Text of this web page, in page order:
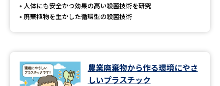
人体にも安全かつ効果の高い殺菌技術を研究
廃棄植物を生かした循環型の殺菌技術
農業廃棄物から作る環境にやさ
しいプラスチック